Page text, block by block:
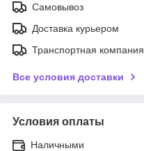
Самовывоз
Доставка курьером
Транспортная компания
Все условия доставки
Условия оплаты
Наличными